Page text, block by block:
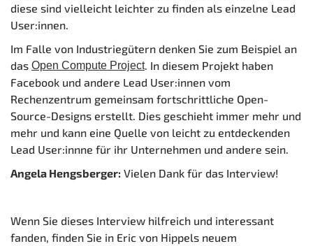
diese sind vielleicht leichter zu finden als einzelne Lead
User:innen.
Im Falle von Industriegütern denken Sie zum Beispiel an
das Open Compute Project. In diesem Projekt haben
Facebook und andere Lead User:innen vom
Rechenzentrum gemeinsam fortschrittliche Open-
Source-Designs erstellt. Dies geschieht immer mehr und
mehr und kann eine Quelle von leicht zu entdeckenden
Lead User:innne für ihr Unternehmen und andere sein.
Angela Hengsberger: Vielen Dank für das Interview!
Wenn Sie dieses Interview hilfreich und interessant
fanden, finden Sie in Eric von Hippels neuem